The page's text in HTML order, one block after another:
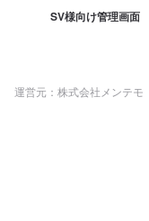
SV様向け管理画面
運営元：株式会社メンテモ